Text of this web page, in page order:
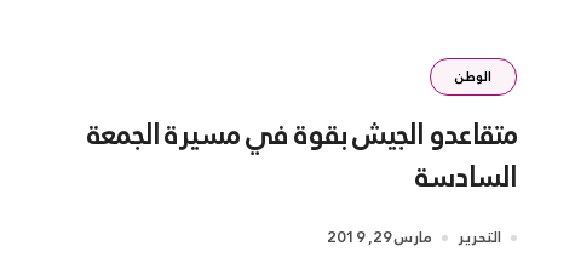
الوطن
متقاعدو الجيش بقوة في مسيرة الجمعة
السادسة
التحرير مارس 29, 2019